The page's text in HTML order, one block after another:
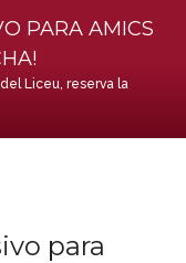
PARA AMICS
Liceu, reserva la
para